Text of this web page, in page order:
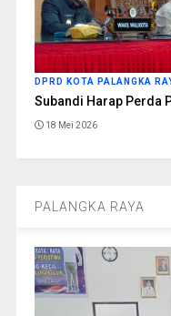
DPRD KOTA PALANGKA
Subandi Harap Perda
18 Mei 2026
PALANGKA RAYA